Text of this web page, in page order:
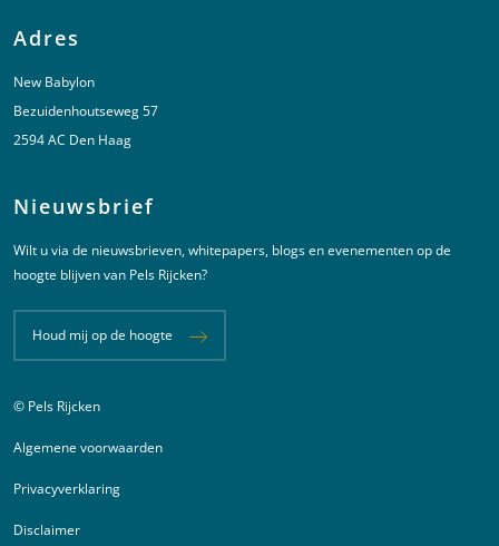
Adres
New Babylon
Bezuidenhoutseweg 57
2594 AC Den Haag
Nieuwsbrief
Wilt u via de nieuwsbrieven, whitepapers, blogs en evenementen op de
hoogte blijven van Pels Rijcken?
Houd mij op de hoogte
Juridische informatie
© Pels Rijcken
Algemene voorwaarden
Privacyverklaring
Disclaimer